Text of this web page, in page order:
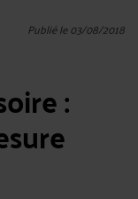
Publié le 03/08/2018
: